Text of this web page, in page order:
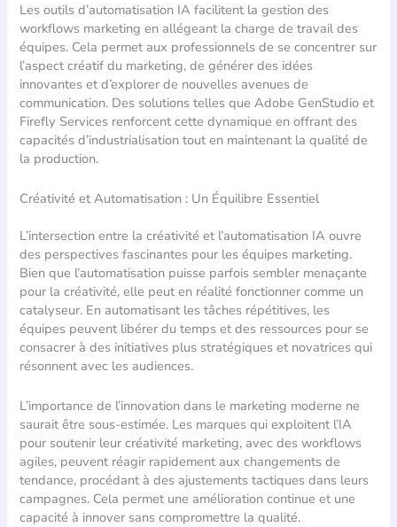
Les outils d’automatisation IA facilitent la gestion des
workflows marketing en allégeant la charge de travail des
équipes. Cela permet aux professionnels de se concentrer sur
l’aspect créatif du marketing, de générer des idées
innovantes et d’explorer de nouvelles avenues de
communication. Des solutions telles que Adobe GenStudio et
Firefly Services renforcent cette dynamique en offrant des
capacités d’industrialisation tout en maintenant la qualité de
la production.
Créativité et Automatisation : Un Équilibre Essentiel
L’intersection entre la créativité et l’automatisation IA ouvre
des perspectives fascinantes pour les équipes marketing.
Bien que l’automatisation puisse parfois sembler menaçante
pour la créativité, elle peut en réalité fonctionner comme un
catalyseur. En automatisant les tâches répétitives, les
équipes peuvent libérer du temps et des ressources pour se
consacrer à des initiatives plus stratégiques et novatrices qui
résonnent avec les audiences.
L’importance de l’innovation dans le marketing moderne ne
saurait être sous-estimée. Les marques qui exploitent l’IA
pour soutenir leur créativité marketing, avec des workflows
agiles, peuvent réagir rapidement aux changements de
tendance, procédant à des ajustements tactiques dans leurs
campagnes. Cela permet une amélioration continue et une
capacité à innover sans compromettre la qualité.